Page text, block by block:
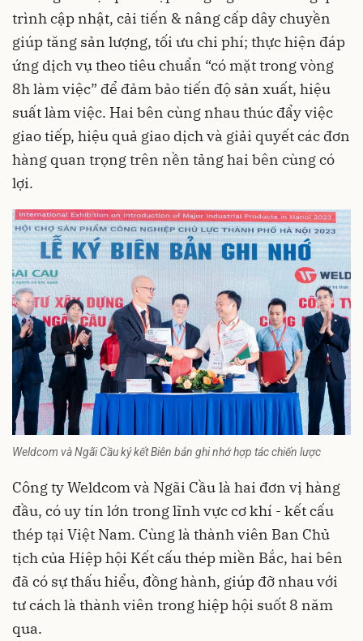
trình cập nhật, cải tiến & nâng cấp dây chuyền
giúp tăng sản lượng, tối ưu chi phí; thực hiện đáp
ứng dịch vụ theo tiêu chuẩn “có mặt trong vòng
8h làm việc” để đảm bảo tiến độ sản xuất, hiệu
suất làm việc. Hai bên cùng nhau thúc đẩy việc
giao tiếp, hiệu quả giao dịch và giải quyết các đơn
hàng quan trọng trên nền tảng hai bên cùng có
lợi.
Weldcom và Ngãi Cầu ký kết Biên bản ghi nhớ hợp tác chiến lược
Công ty Weldcom và Ngãi Cầu là hai đơn vị hàng
đầu, có uy tín lớn trong lĩnh vực cơ khí - kết cấu
thép tại Việt Nam. Cùng là thành viên Ban Chủ
tịch của Hiệp hội Kết cấu thép miền Bắc, hai bên
đã có sự thấu hiểu, đồng hành, giúp đỡ nhau với
tư cách là thành viên trong hiệp hội suốt 8 năm
qua.